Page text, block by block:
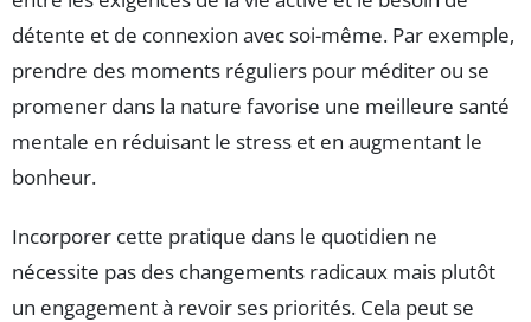
détente et de connexion avec soi-même. Par exemple,
prendre des moments réguliers pour méditer ou se
promener dans la nature favorise une meilleure santé
mentale en réduisant le stress et en augmentant le
bonheur.
Incorporer cette pratique dans le quotidien ne
nécessite pas des changements radicaux mais plutôt
un engagement à revoir ses priorités. Cela peut se